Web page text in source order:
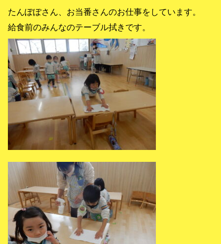
たんぽぽさん、お当番さんのお仕事をしています。
給食前のみんなのテーブル拭きです。